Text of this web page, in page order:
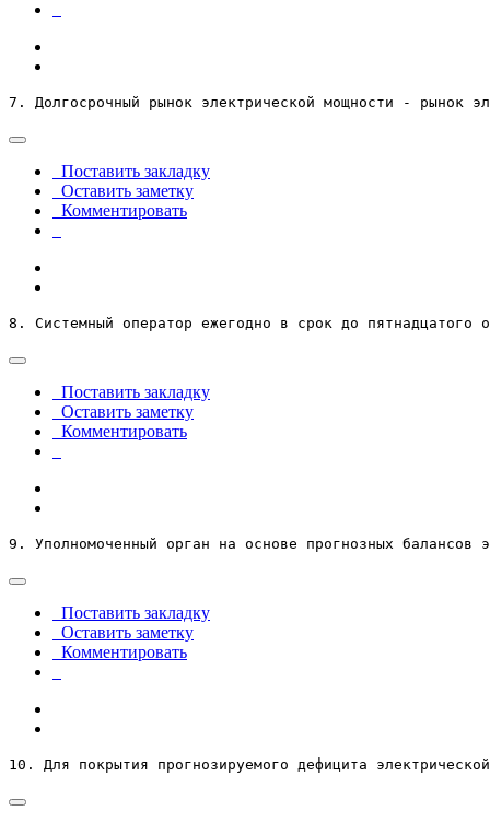
7. Долгосрочный рынок электрической мощности - рынок
Поставить закладку
Оставить заметку
Комментировать
8. Системный оператор ежегодно в срок до пятнадцатого
Поставить закладку
Оставить заметку
Комментировать
9. Уполномоченный орган на основе прогнозных балансов
Поставить закладку
Оставить заметку
Комментировать
10. Для покрытия прогнозируемого дефицита